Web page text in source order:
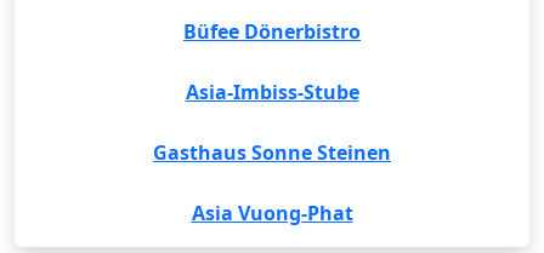
Büfee Dönerbistro
Asia-Imbiss-Stube
Gasthaus Sonne Steinen
Asia Vuong-Phat